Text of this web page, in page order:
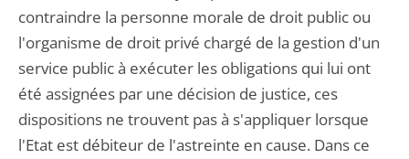
contraindre la personne morale de droit public ou
l'organisme de droit privé chargé de la gestion d'un
service public à exécuter les obligations qui lui ont
été assignées par une décision de justice, ces
dispositions ne trouvent pas à s'appliquer lorsque
l'Etat est débiteur de l'astreinte en cause. Dans ce